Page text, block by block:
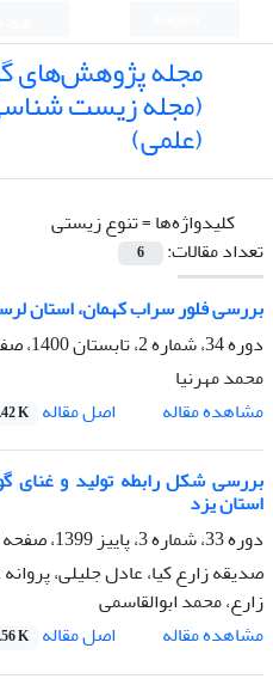
مجله پژوهش‌های
(مجله زیست
(علمی)
کلیدواژه‌ها =تنوع زیستی
تعداد مقالات:
6
بررسی فلور سراب کهمان، استان
دوره 34، شماره 2، تابستان 1400، صفحه
محمد مهرنیا
مشاهده مقاله
اصل مقاله K
بررسی شکل رابطه تولید و غنای
استان یزد
دوره 33، شماره 3، پاییز 1399، صفحه
صدیقه زارع کیا، عادل جلیلی،
زارع، محمد ابوالقاسمی
مشاهده مقاله
اصل مقاله K